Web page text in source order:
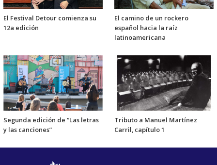
El Festival Detour comienza su
12a edición
El camino de un rockero
español hacia la raíz
latinoamericana
Segunda edición de “Las letras
y las canciones”
Tributo a Manuel Martínez
Carril, capítulo 1